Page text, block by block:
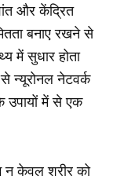
और केंद्रित
बनाए रखने से
में सुधार होता
न्यूरोनल नेटवर्क
उपायों में से एक
न केवल शरीर को